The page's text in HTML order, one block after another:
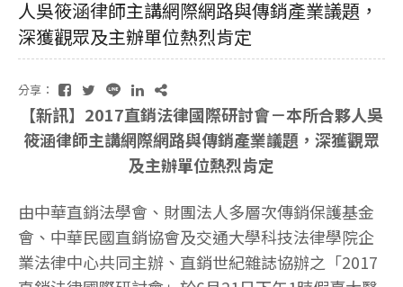
人吳筱涵律師主講網際網路與傳銷產業議題，
深獲觀眾及主辦單位熱烈肯定
分享：
【新訊】2017直銷法律國際研討會－本所合夥人吳
筱涵律師主講網際網路與傳銷產業議題，深獲觀眾
及主辦單位熱烈肯定
由中華直銷法學會、財團法人多層次傳銷保護基金
會、中華民國直銷協會及交通大學科技法律學院企
業法律中心共同主辦、直銷世紀雜誌協辦之「2017